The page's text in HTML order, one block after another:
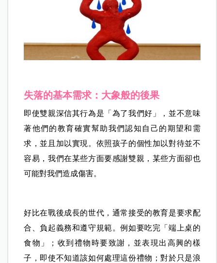
失落的基本需求：大象般的後果
即使雙親深信其行為是「為了我們好」，並不意味
著他們的教育確實幫助我們認知自己的期望和需
求，並且加以實現。依照孩子的個性加以對待並不
容易，我們在某些方面要感謝雙親，某些方面卻也
可能對我們造成傷害。
好比在戰後成長的世代，通常接受的教育是要求配
合、負起義務和遵守規範。例如要吃完「端上桌的
食物」；收到禮物時要致謝，並表現出高興的樣
子，即使不知道該如何處理這份禮物；對於只是浪